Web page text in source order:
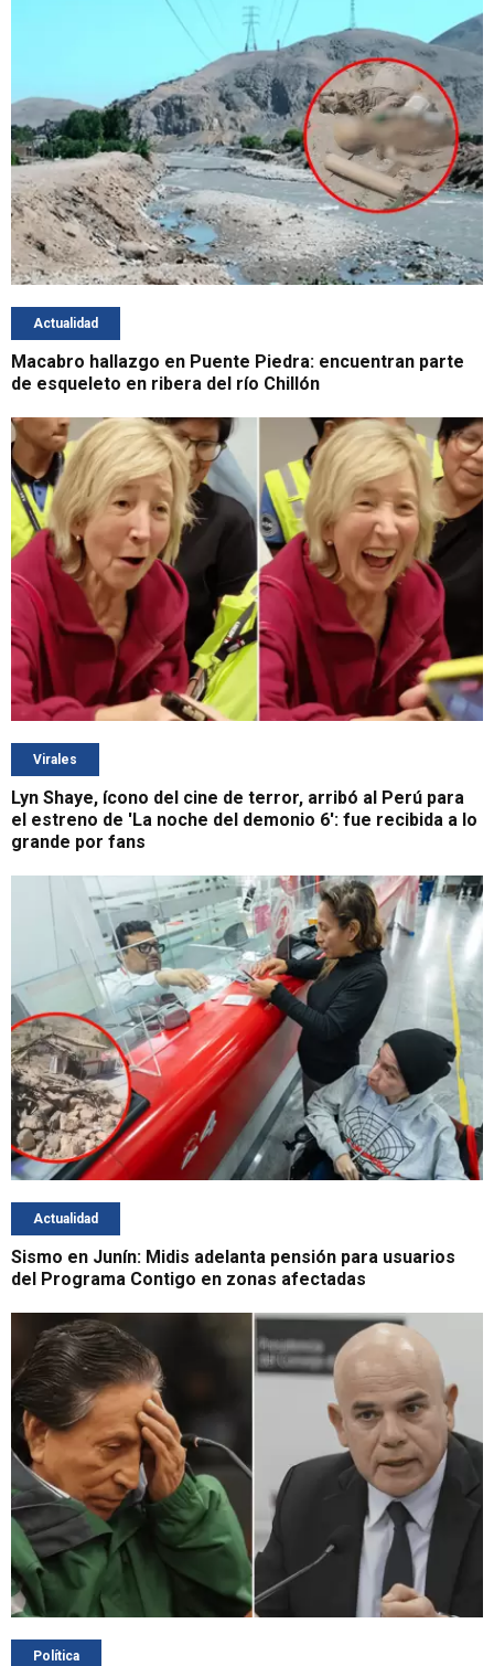
Actualidad
Macabro hallazgo en Puente Piedra: encuentran parte
de esqueleto en ribera del río Chillón
Virales
Lyn Shaye, ícono del cine de terror, arribó al Perú para
el estreno de 'La noche del demonio 6': fue recibida a lo
grande por fans
Actualidad
Sismo en Junín: Midis adelanta pensión para usuarios
del Programa Contigo en zonas afectadas
Política